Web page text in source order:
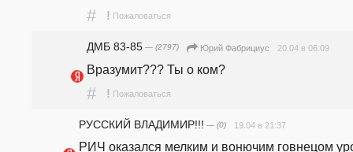
# ! Пожаловаться
ДМБ 83-85 — (2797) Юрий Фабрициус 20.04 в 06:09
Вразумит??? Ты о ком?
# ! Пожаловаться
РУССКИЙ ВЛАДИМИР!!! — (0) 19.04 в 21:37
РИЧ оказался мелким и вонючим говнецом